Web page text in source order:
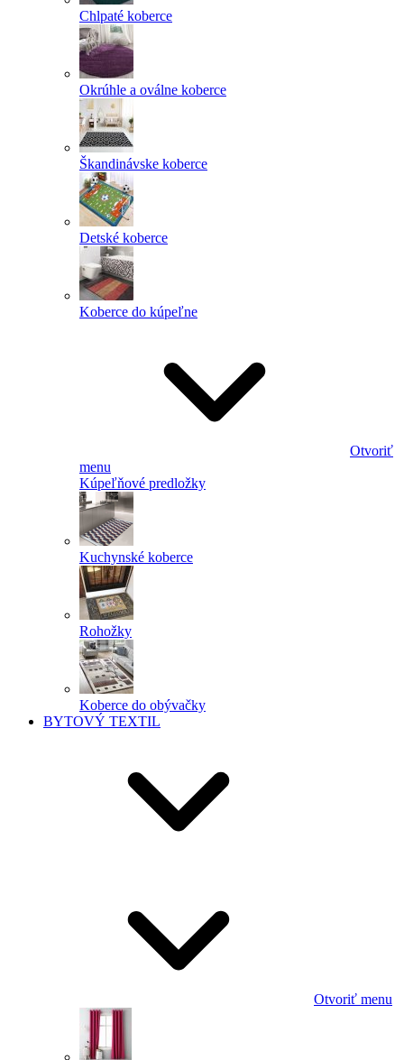
Chlpaté koberce
Okrúhle a oválne koberce
Škandinávske koberce
Detské koberce
Koberce do kúpeľne
Otvoriť
menu
Kúpeľňové predložky
Kuchynské koberce
Rohožky
Koberce do obývačky
BYTOVÝ TEXTIL
Otvoriť menu